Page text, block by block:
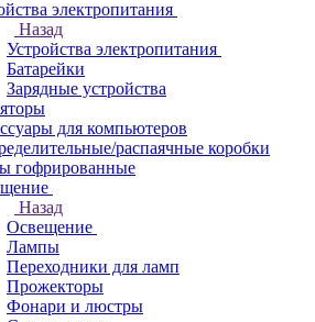
электропитания
Назад
Устройства электропитания
Батарейки
Зарядные устройства
для компьютеров
распаячные коробки
гофрированные
Назад
Освещение
Лампы
Переходники для ламп
Прожекторы
Фонари и люстры